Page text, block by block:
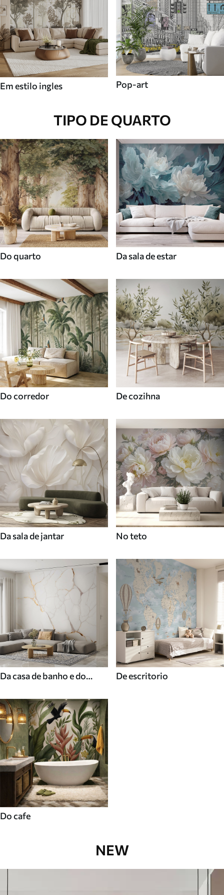
Em estilo ingles Pop-art
TIPO DE QUARTO
Do quarto Da sala de estar
Do corredor De cozihna
Da sala de jantar No teto
Da casa de banho e do
De escritorio
Do cafe
NEW